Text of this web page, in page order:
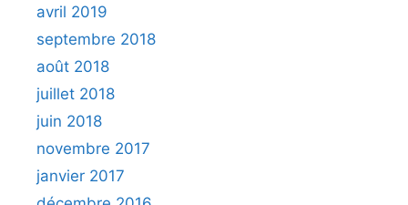
avril 2019
septembre 2018
août 2018
juillet 2018
juin 2018
novembre 2017
janvier 2017